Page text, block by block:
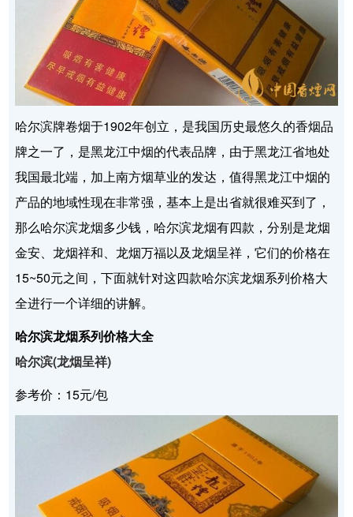
哈尔滨牌卷烟于1902年创立，是我国历史最悠久的香烟品
牌之一了，是黑龙江中烟的代表品牌，由于黑龙江省地处
我国最北端，加上南方烟草业的发达，值得黑龙江中烟的
产品的地域性现在非常强，基本上是出省就很难买到了，
那么哈尔滨龙烟多少钱，哈尔滨龙烟有四款，分别是龙烟
金安、龙烟祥和、龙烟万福以及龙烟呈祥，它们的价格在
15~50元之间，下面就针对这四款哈尔滨龙烟系列价格大
全进行一个详细的讲解。
哈尔滨龙烟系列价格大全
哈尔滨(龙烟呈祥)
参考价：15元/包